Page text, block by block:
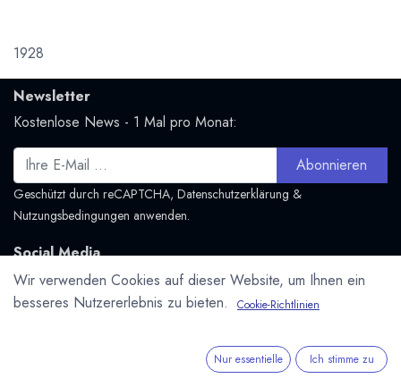
1928
Newsletter
Kostenlose News - 1 Mal pro Monat:
Abonnieren
Geschützt durch reCAPTCHA, Datenschutzerklärung &
Nutzungsbedingungen anwenden.
Social Media
Folge uns und bleibe mit uns in Kontakt:
Mastodon.social
Wir verwenden Cookies auf dieser Website, um Ihnen ein
besseres Nutzererlebnis zu bieten.
Cookie-Richtlinien
Nur essentielle Ich stimme zu